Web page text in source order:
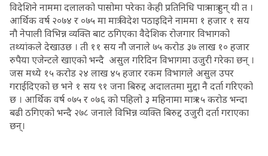
विदेशिने नाममा दलालको पासोमा परेका केही प्रतिनिधि पात्र मात्र हुन् यी त ।
आर्थिक वर्ष २०७४ र ०७५ मा मात्र विदेश पठाइदिने नाममा १ हजार १ सय
नौ नेपाली विभिन्न व्यक्ति बाट ठगिएका वैदेशिक रोजगार विभागको
तथ्यांकले देखाउछ । ती ११ सय नौ जनाले ७५ करोड ३७ लाख १० हजार
रुपैया एजेन्टले खाएको भन्दै असुल गरिदिन विभागमा उजुरी गरेका छन् ।
जस मध्ये १५ करोड २४ लाख ४५ हजार रकम विभागले असुल उपर
गराईदिएको छ भने १ सय ९१ जना बिरुद्द अदालतमा मुद्दा नै दर्ता गरिएको
छ । आर्थिक वर्ष ०७५ र ०७६ को पहिलो ३ महिनामा मात्र १५ करोड भन्दा
बढी ठगिएको भन्दै २७८ जनाले विभिन्न व्यक्ति बिरुद्द उजुरी दर्ता गराएका
छन्।